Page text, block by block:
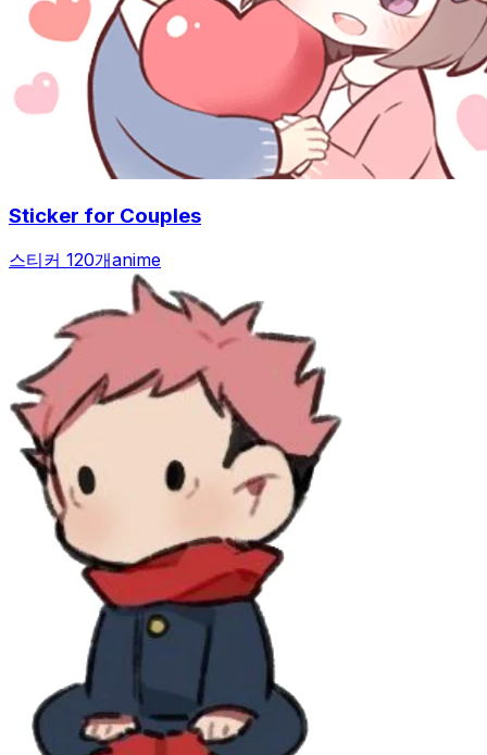
Sticker for Couples
스티커 120개anime